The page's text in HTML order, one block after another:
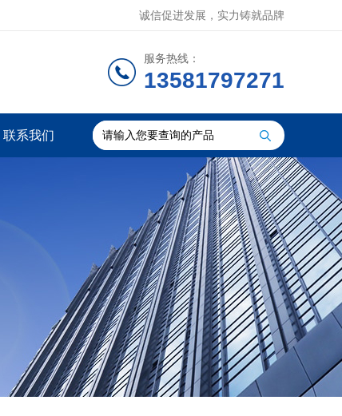
诚信促进发展，实力铸就品牌
服务热线：
13581797271
联系我们